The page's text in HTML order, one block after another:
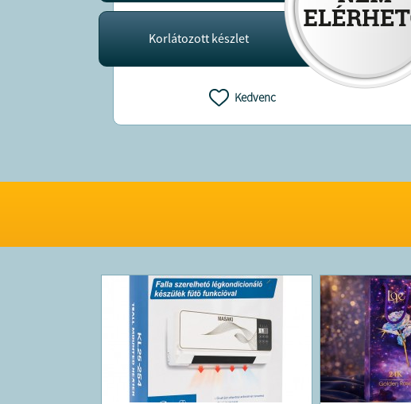
Korlátozott készlet
Kedvenc